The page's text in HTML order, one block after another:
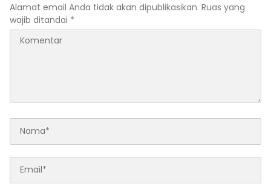
Alamat email Anda tidak akan dipublikasikan. Ruas yang
wajib ditandai *